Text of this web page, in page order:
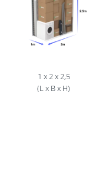
1 x 2 x 2,5
(L x B x H)